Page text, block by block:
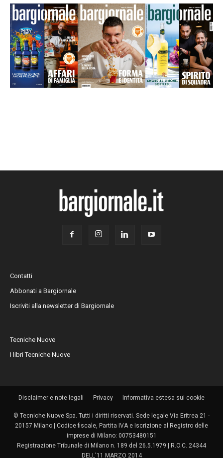
Contatti
Abbonati a Bargiornale
Iscriviti alla newsletter di Bargiornale
Tecniche Nuove
I libri Tecniche Nuove
Disclaimer e note legali Privacy Informativa estesa sui cookie
© Tecniche Nuove Spa. Tutti i diritti riservati. Sede legale Via Eritrea 21 -
20157 Milano | Codice fiscale, Partita IVA e Iscrizione al Registro delle
imprese di Milano: 00753480151
Registrazione Tribunale di Milano n. 189 del 26.5.1979 | R.O.C. 24344
DELL'11 MARZO 2014